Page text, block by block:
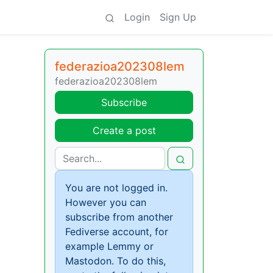
Login Sign Up
federazioa202308lem
federazioa202308lem
Subscribe
Create a post
You are not logged in.
However you can
subscribe from another
Fediverse account, for
example Lemmy or
Mastodon. To do this,